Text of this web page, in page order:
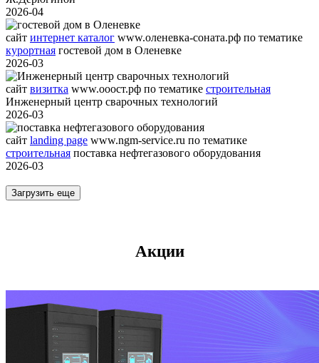
2026-04
сайт интернет каталог www.оленевка-соната.рф по тематике
курортная гостевой дом в Оленевке
2026-03
сайт визитка www.ооост.рф по тематике строительная
Инженерный центр сварочных технологий
2026-03
сайт landing page www.ngm-service.ru по тематике
строительная поставка нефтегазового оборудования
2026-03
Загрузить еще
Акции